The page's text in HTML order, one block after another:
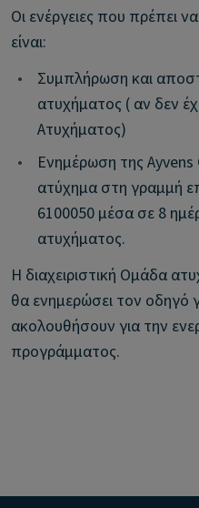
Οι ενέργειες που πρέπει
είναι:
•
Συμπλήρωση και
ατυχήματος ( αν δεν
Ατυχήματος)
•
Ενημέρωση της Ayvens
ατύχημα στη γραμμή
6100050 μέσα σε 8
ατυχήματος.
Η διαχειριστική Ομάδα
θα ενημερώσει τον οδηγό
ακολουθήσουν για την
προγράμματος.